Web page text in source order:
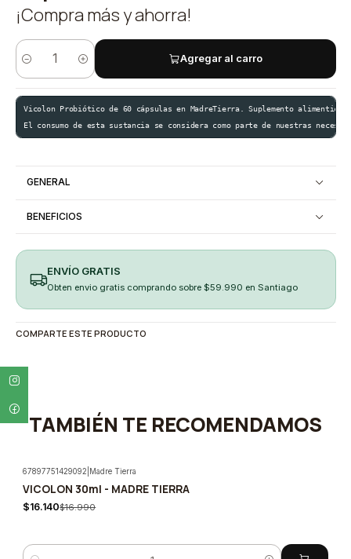
¡Compra más y ahorra!
Cantidad
Agregar al carro
Vicolon Probiótico de 60 cápsulas en MadreTierra. Suplemento
El consumo de esta sustancia se considera como parte de nuestras
GENERAL
BENEFICIOS
ENVÍO GRATIS
Obten envio gratis comprando sobre $59.990 en Santiago
COMPARTE ESTE PRODUCTO
TAMBIÉN TE RECOMENDAMOS
-5%
67897751429092 Madre Tierra
VICOLON 30ml - MADRE TIERRA
$16.140$16.990